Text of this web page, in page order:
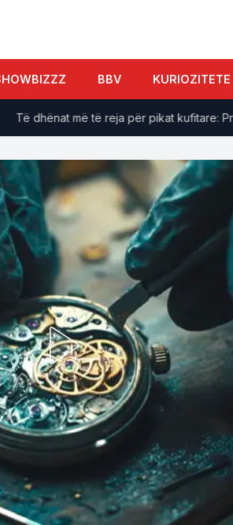
BBV KURIOZITETE
Të dhënat më të reja për pikat kufitare: